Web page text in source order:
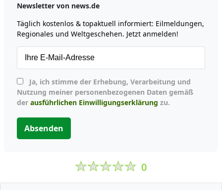
Newsletter von news.de
Täglich kostenlos & topaktuell informiert: Eilmeldungen,
Regionales und Weltgeschehen. Jetzt anmelden!
Nutzung meiner personenbezogenen Daten gemäß
der ausführlichen Einwilligungserklärung zu.
Absenden
0